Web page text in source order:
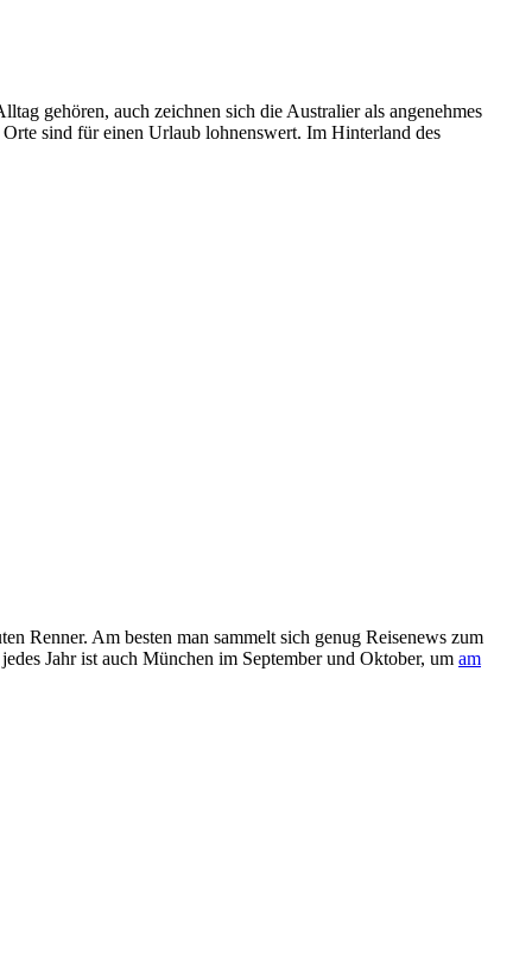
gehören, auch zeichnen sich die Australier als angenehmes
sind für einen Urlaub lohnenswert. Im Hinterland des
Renner. Am besten man sammelt sich genug Reisenews zum
Jahr ist auch München im September und Oktober, um am